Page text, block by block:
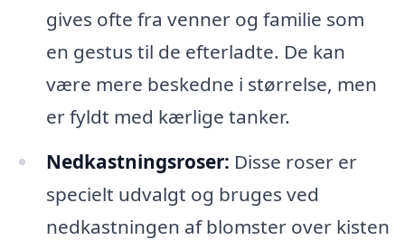
gives ofte fra venner og familie som
en gestus til de efterladte. De kan
være mere beskedne i størrelse, men
er fyldt med kærlige tanker.
Nedkastningsroser: Disse roser er
specielt udvalgt og bruges ved
nedkastningen af blomster over kisten